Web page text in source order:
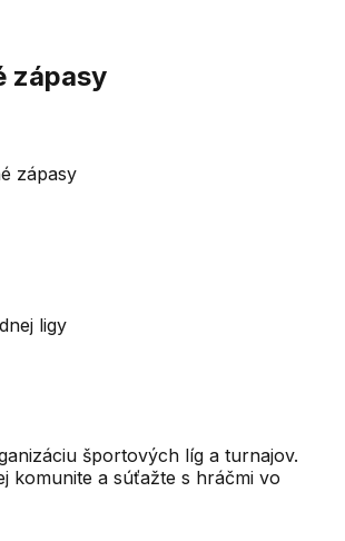
zápasy
zápasy
ligy
športových líg a turnajov.
komunite a súťažte s hráčmi vo